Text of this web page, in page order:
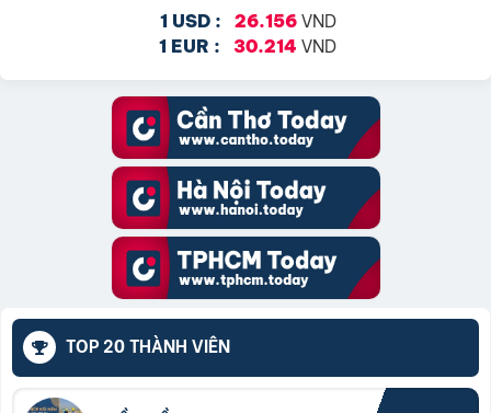
1 USD : 26.156VND
1 EUR : 30.214 VND
TOP 20 THÀNH VIÊN